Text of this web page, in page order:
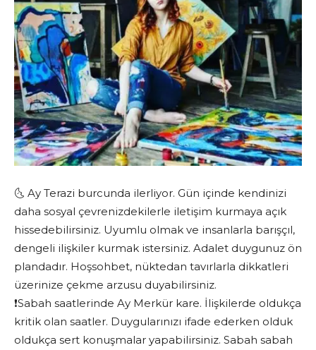
🌜 Ay Terazi burcunda ilerliyor. Gün içinde kendinizi
daha sosyal çevrenizdekilerle iletişim kurmaya açık
hissedebilirsiniz. Uyumlu olmak ve insanlarla barışçıl,
dengeli ilişkiler kurmak istersiniz. Adalet duygunuz ön
plandadır. Hoşsohbet, nüktedan tavırlarla dikkatleri
üzerinize çekme arzusu duyabilirsiniz.
❗️Sabah saatlerinde Ay Merkür kare. İlişkilerde oldukça
kritik olan saatler. Duygularınızı ifade ederken olduk
oldukça sert konuşmalar yapabilirsiniz. Sabah sabah